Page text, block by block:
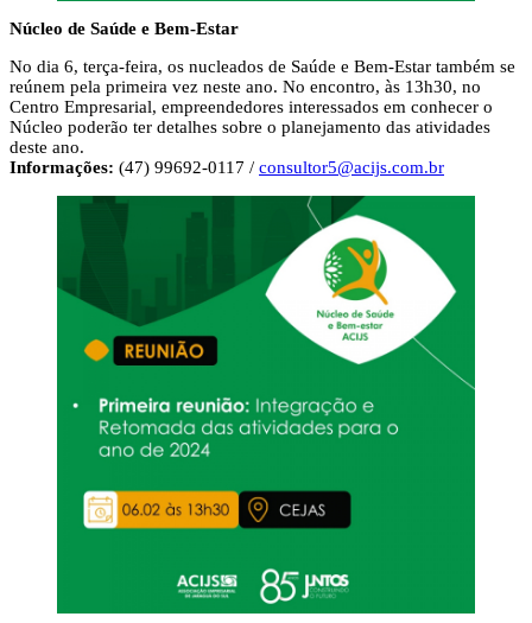
Núcleo de Saúde e Bem-Estar
No dia 6, terça-feira, os nucleados de Saúde e Bem-Estar também se
reúnem pela primeira vez neste ano. No encontro, às 13h30, no
Centro Empresarial, empreendedores interessados em conhecer o
Núcleo poderão ter detalhes sobre o planejamento das atividades
deste ano.
Informações: (47) 99692-0117 / consultor5@acijs.com.br